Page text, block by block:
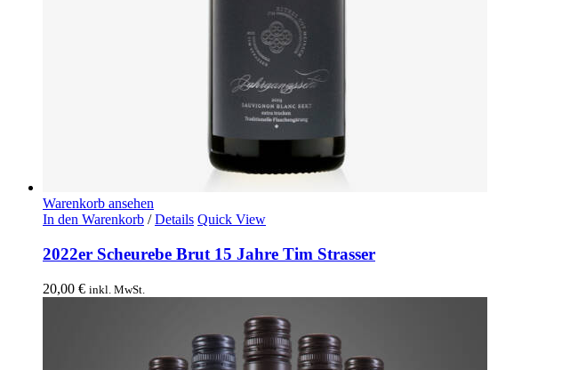
Warenkorb ansehen
In den Warenkorb / Details Quick View
2022er Scheurebe Brut 15 Jahre Tim Strasser
20,00 € inkl. MwSt.